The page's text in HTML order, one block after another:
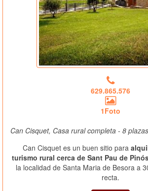
629.865.576
1Foto
Can Cisquet, Casa rural completa - 8 plazas
Can Cisquet es un buen sitio para
turismo rural cerca de Sant Pau de
la localidad de Santa Maria de Besora a
recta.